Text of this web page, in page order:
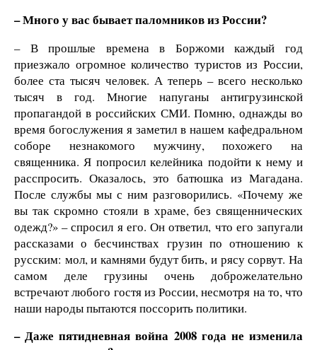
– Много у вас бывает паломников из России?
– В прошлые времена в Боржоми каждый год
приезжало огромное количество туристов из России,
более ста тысяч человек. А теперь – всего несколько
тысяч в год. Многие напуганы антигрузинской
пропагандой в российских СМИ. Помню, однажды во
время богослужения я заметил в нашем кафедральном
соборе незнакомого мужчину, похожего на
священника. Я попросил келейника подойти к нему и
расспросить. Оказалось, это батюшка из Магадана.
После службы мы с ним разговорились. «Почему же
вы так скромно стояли в храме, без священнических
одежд?» – спросил я его. Он ответил, что его запугали
рассказами о бесчинствах грузин по отношению к
русским: мол, и камнями будут бить, и рясу сорвут. На
самом деле грузины очень доброжелательно
встречают любого гостя из России, несмотря на то, что
наши народы пытаются поссорить политики.
– Даже пятидневная война 2008 года не изменила